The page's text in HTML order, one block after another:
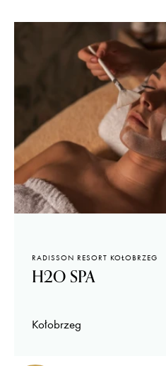
RADISSON RESORT KOŁOBRZEG
H2O SPA
Kołobrzeg